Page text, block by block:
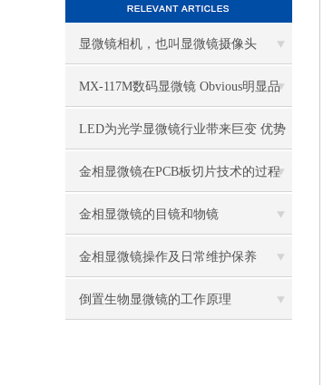
显微镜相机，也叫显微镜摄像头
MX-117M数码显微镜 Obvious明显品
牌值得推荐
LED为光学显微镜行业带来巨变 优势
比传统卤素更明显
金相显微镜在PCB板切片技术的过程
控制中的作用
金相显微镜的目镜和物镜
金相显微镜操作及日常维护保养
倒置生物显微镜的工作原理